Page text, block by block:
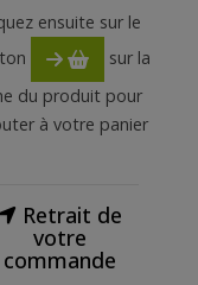
ensuite sur le
sur la
du produit pour
à votre panier
Retrait de
votre
commande